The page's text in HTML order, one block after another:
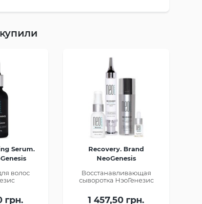
Serum.
волос
грн.
Recovery. Brand
NeoGenesis
Восстанавливающая
сыворотка НэоГенезис
1 457,50 грн.